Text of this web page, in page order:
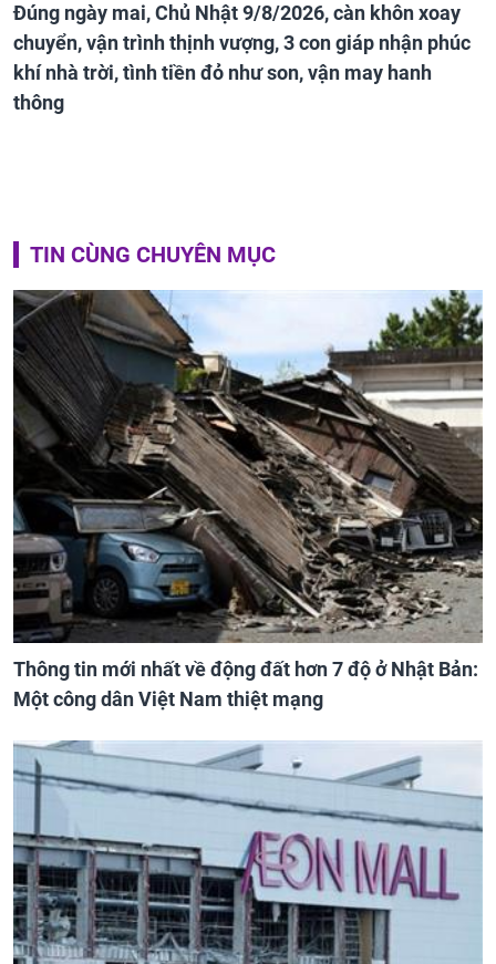
Đúng ngày mai, Chủ Nhật 9/8/2026, càn khôn xoay
chuyển, vận trình thịnh vượng, 3 con giáp nhận phúc
khí nhà trời, tình tiền đỏ như son, vận may hanh
thông
TIN CÙNG CHUYÊN MỤC
Thông tin mới nhất về động đất hơn 7 độ ở Nhật Bản:
Một công dân Việt Nam thiệt mạng